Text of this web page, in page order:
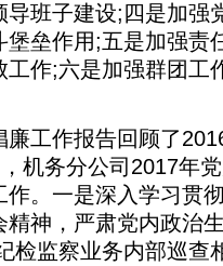
导班子建设;四是加强
垒作用;五是加强责
工作;六是加强群团工
工作报告回顾了
机务分公司2017年
。一是深入学习贯
神，严肃党内政治
检监察业务内部巡查